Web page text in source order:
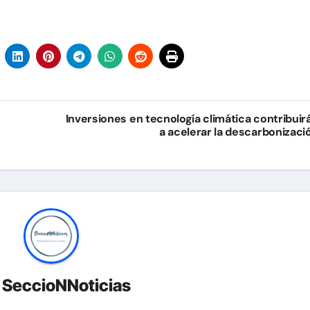
Inversiones en tecnología climática
a acelerar la
SeccioNNoticias